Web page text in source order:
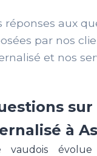
réponses aux
par nos
et nos
sur
à
vaudois